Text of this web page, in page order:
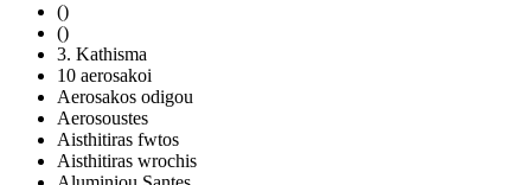
()
()
3. Kathisma
10 aerosakoi
Aerosakos odigou
Aerosoustes
Aisthitiras fwtos
Aisthitiras wrochis